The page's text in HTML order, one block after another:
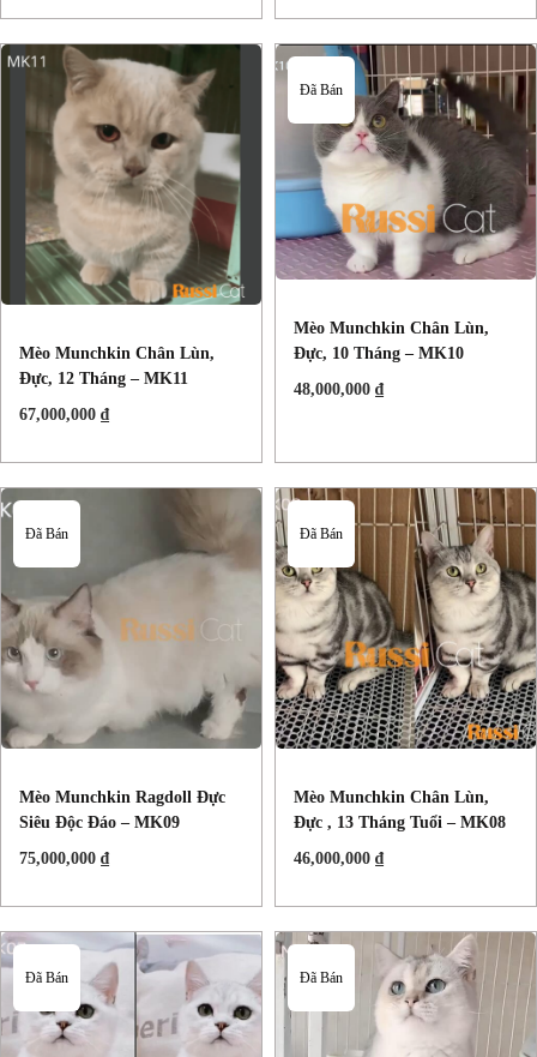
Mèo Munchkin Chân Lùn,
Đực, 12 Tháng – MK11
67,000,000 ₫
Đã Bán
Mèo Munchkin Chân Lùn,
Đực, 10 Tháng – MK10
48,000,000 ₫
Đã Bán
Mèo Munchkin Ragdoll Đực
Siêu Độc Đáo – MK09
75,000,000 ₫
Đã Bán
Mèo Munchkin Chân Lùn,
Đực , 13 Tháng Tuổi – MK08
46,000,000 ₫
Đã Bán Đã Bán